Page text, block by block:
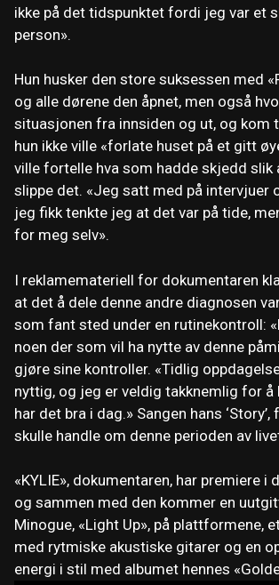
ikke på det tidspunktet fordi jeg var et
person».
Hun husker den store suksessen med
og alle dørene den åpnet, men også
situasjonen fra innsiden og ut, og kom
hun ikke ville «forlate huset på et gitt
ville fortelle hva som hadde skjedd slik
slippe det. «Jeg satt med på intervjuer
jeg fikk tenkte jeg at det var på tide,
for meg selv».
I reklamemateriell for dokumentaren
at det å dele denne andre diagnosen
som fant sted under en rutinekontroll:
noen der som vil ha nytte av denne
gjøre sine kontroller. «Tidlig
nyttig, og jeg er veldig takknemlig for å
har det bra i dag.» Sangen hans ‘Story’,
skulle handle om denne perioden av
«KYLIE», dokumentaren, har premiere i
og sammen med den kommer en
Minogue, «Light Up», på plattformene,
med rytmiske akustiske gitarer og en
energi i stil med albumet hennes